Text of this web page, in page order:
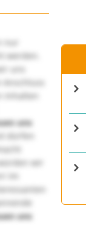
werden.
uns
Inhalten
uns
dürfen
wir
Im
uns